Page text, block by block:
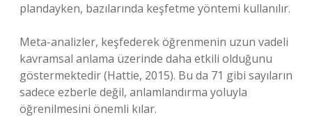
plandayken, bazılarında keşfetme yöntemi kullanılır.
Meta-analizler, keşfederek öğrenmenin uzun vadeli
kavramsal anlama üzerinde daha etkili olduğunu
göstermektedir (Hattie, 2015). Bu da 71 gibi sayıların
sadece ezberle değil, anlamlandırma yoluyla
öğrenilmesini önemli kılar.